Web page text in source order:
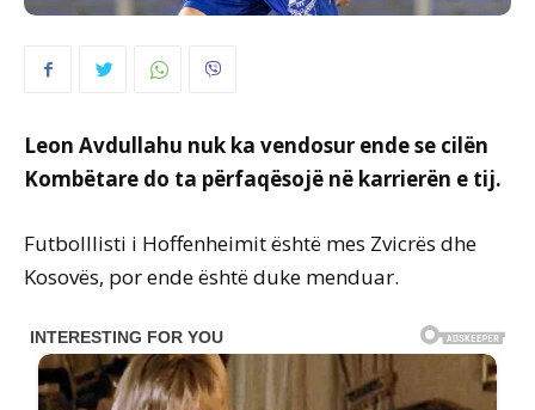
Leon Avdullahu nuk ka vendosur ende se cilën
Kombëtare do ta përfaqësojë në karrierën e tij.
Futbolllisti i Hoffenheimit është mes Zvicrës dhe
Kosovës, por ende është duke menduar.